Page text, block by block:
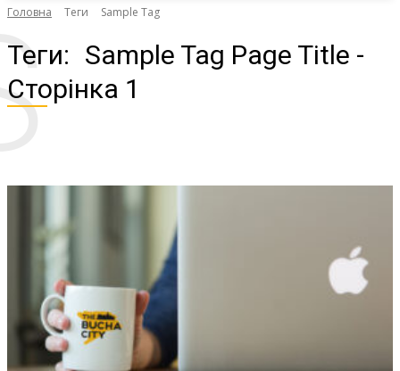
Головна Теги Sample Tag
Теги: Sample Tag Page Title -
Сторінка 1